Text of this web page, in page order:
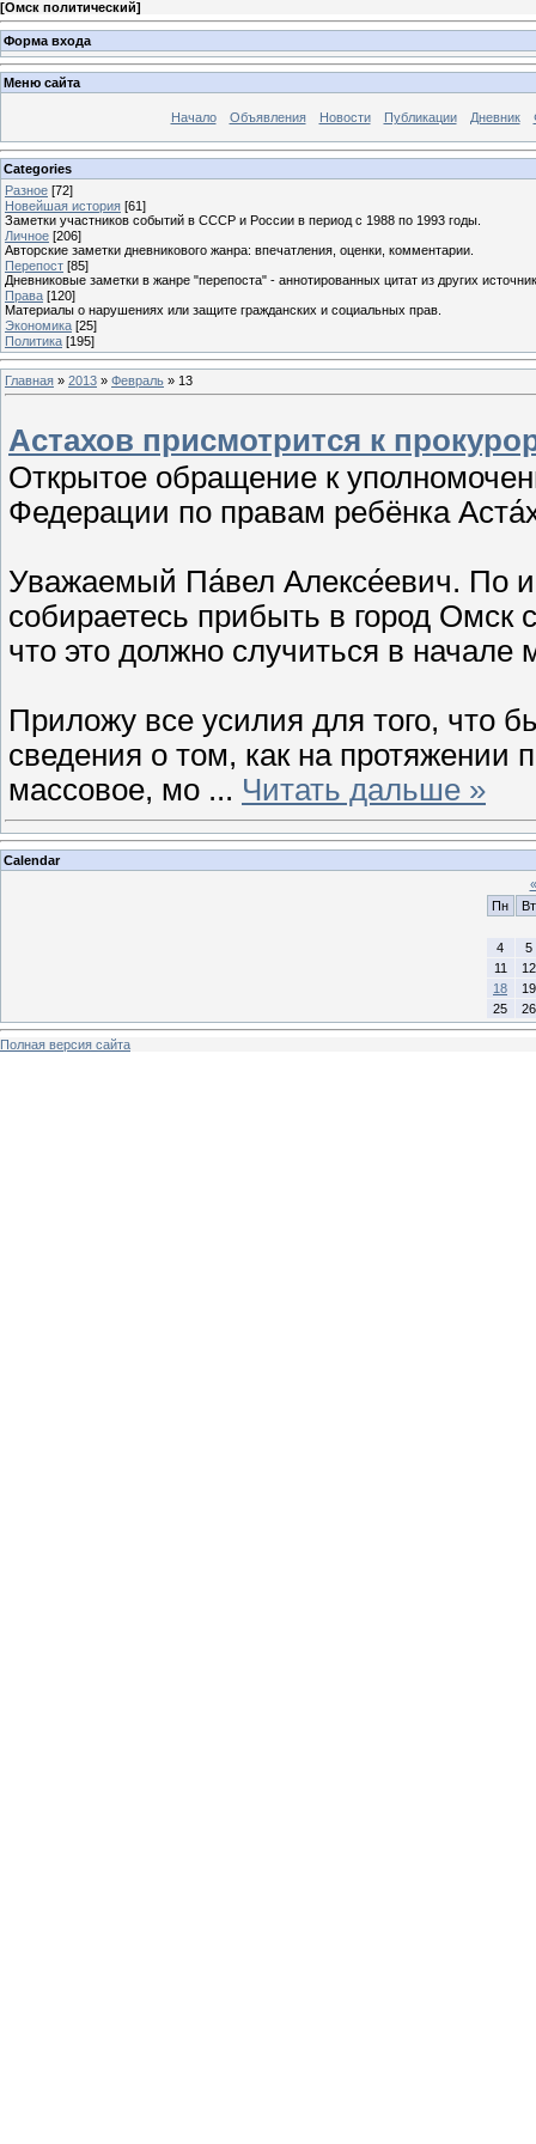
[Омск политический]
Форма входа
Меню сайта
Начало Объявления Новости Публикации Дневник
Categories
Разное [72]
Новейшая история [61]
Заметки участников событий в СССР и России в период с 1988 по 1993 годы.
Личное [206]
Авторские заметки дневникового жанра: впечатления, оценки, комментарии.
Перепост [85]
Дневниковые заметки в жанре "перепоста" - аннотированных цитат из других
Права [120]
Материалы о нарушениях или защите гражданских и социальных прав.
Экономика [25]
Политика [195]
Главная » 2013 » Февраль » 13
Астахов присмотрится к
Открытое обращение к
Федерации по правам ребёнка
Уважаемый Па́вел Алексе́евич. По
собираетесь прибыть в город
что это должно случиться в начале
Приложу все усилия для того, что
сведения о том, как на протяжении
массовое, мо ... Читать дальше »
Calendar
«
Пн
Вт
4
5
11
12
18
19
25
26
Полная версия сайта